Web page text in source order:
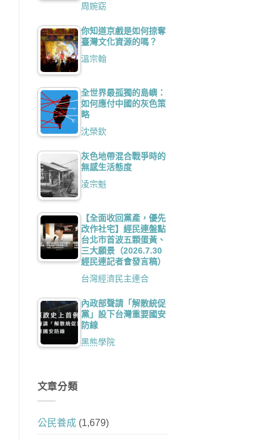
周婉窈
你知道京戲是如何掠奪
臺灣文化資源的嗎？
溫宗翰
全世界最孤獨的島嶼：
如何應付中國的灰色策
略
沈榮欽
灰色地帶混合戰爭時的
無感生活態度
凌宗魁
【全面收回黨產，優先
改作社宅】經民連盤點
台北市首波五顆蛋黃、
三大願景（2026.7.30
經民連記者會發言稿）
台灣經濟民主連合
內政部聲請「解散統促
黨」設下台灣重要國安
防線
黑熊學院
文章分類
公民養成(1,679)